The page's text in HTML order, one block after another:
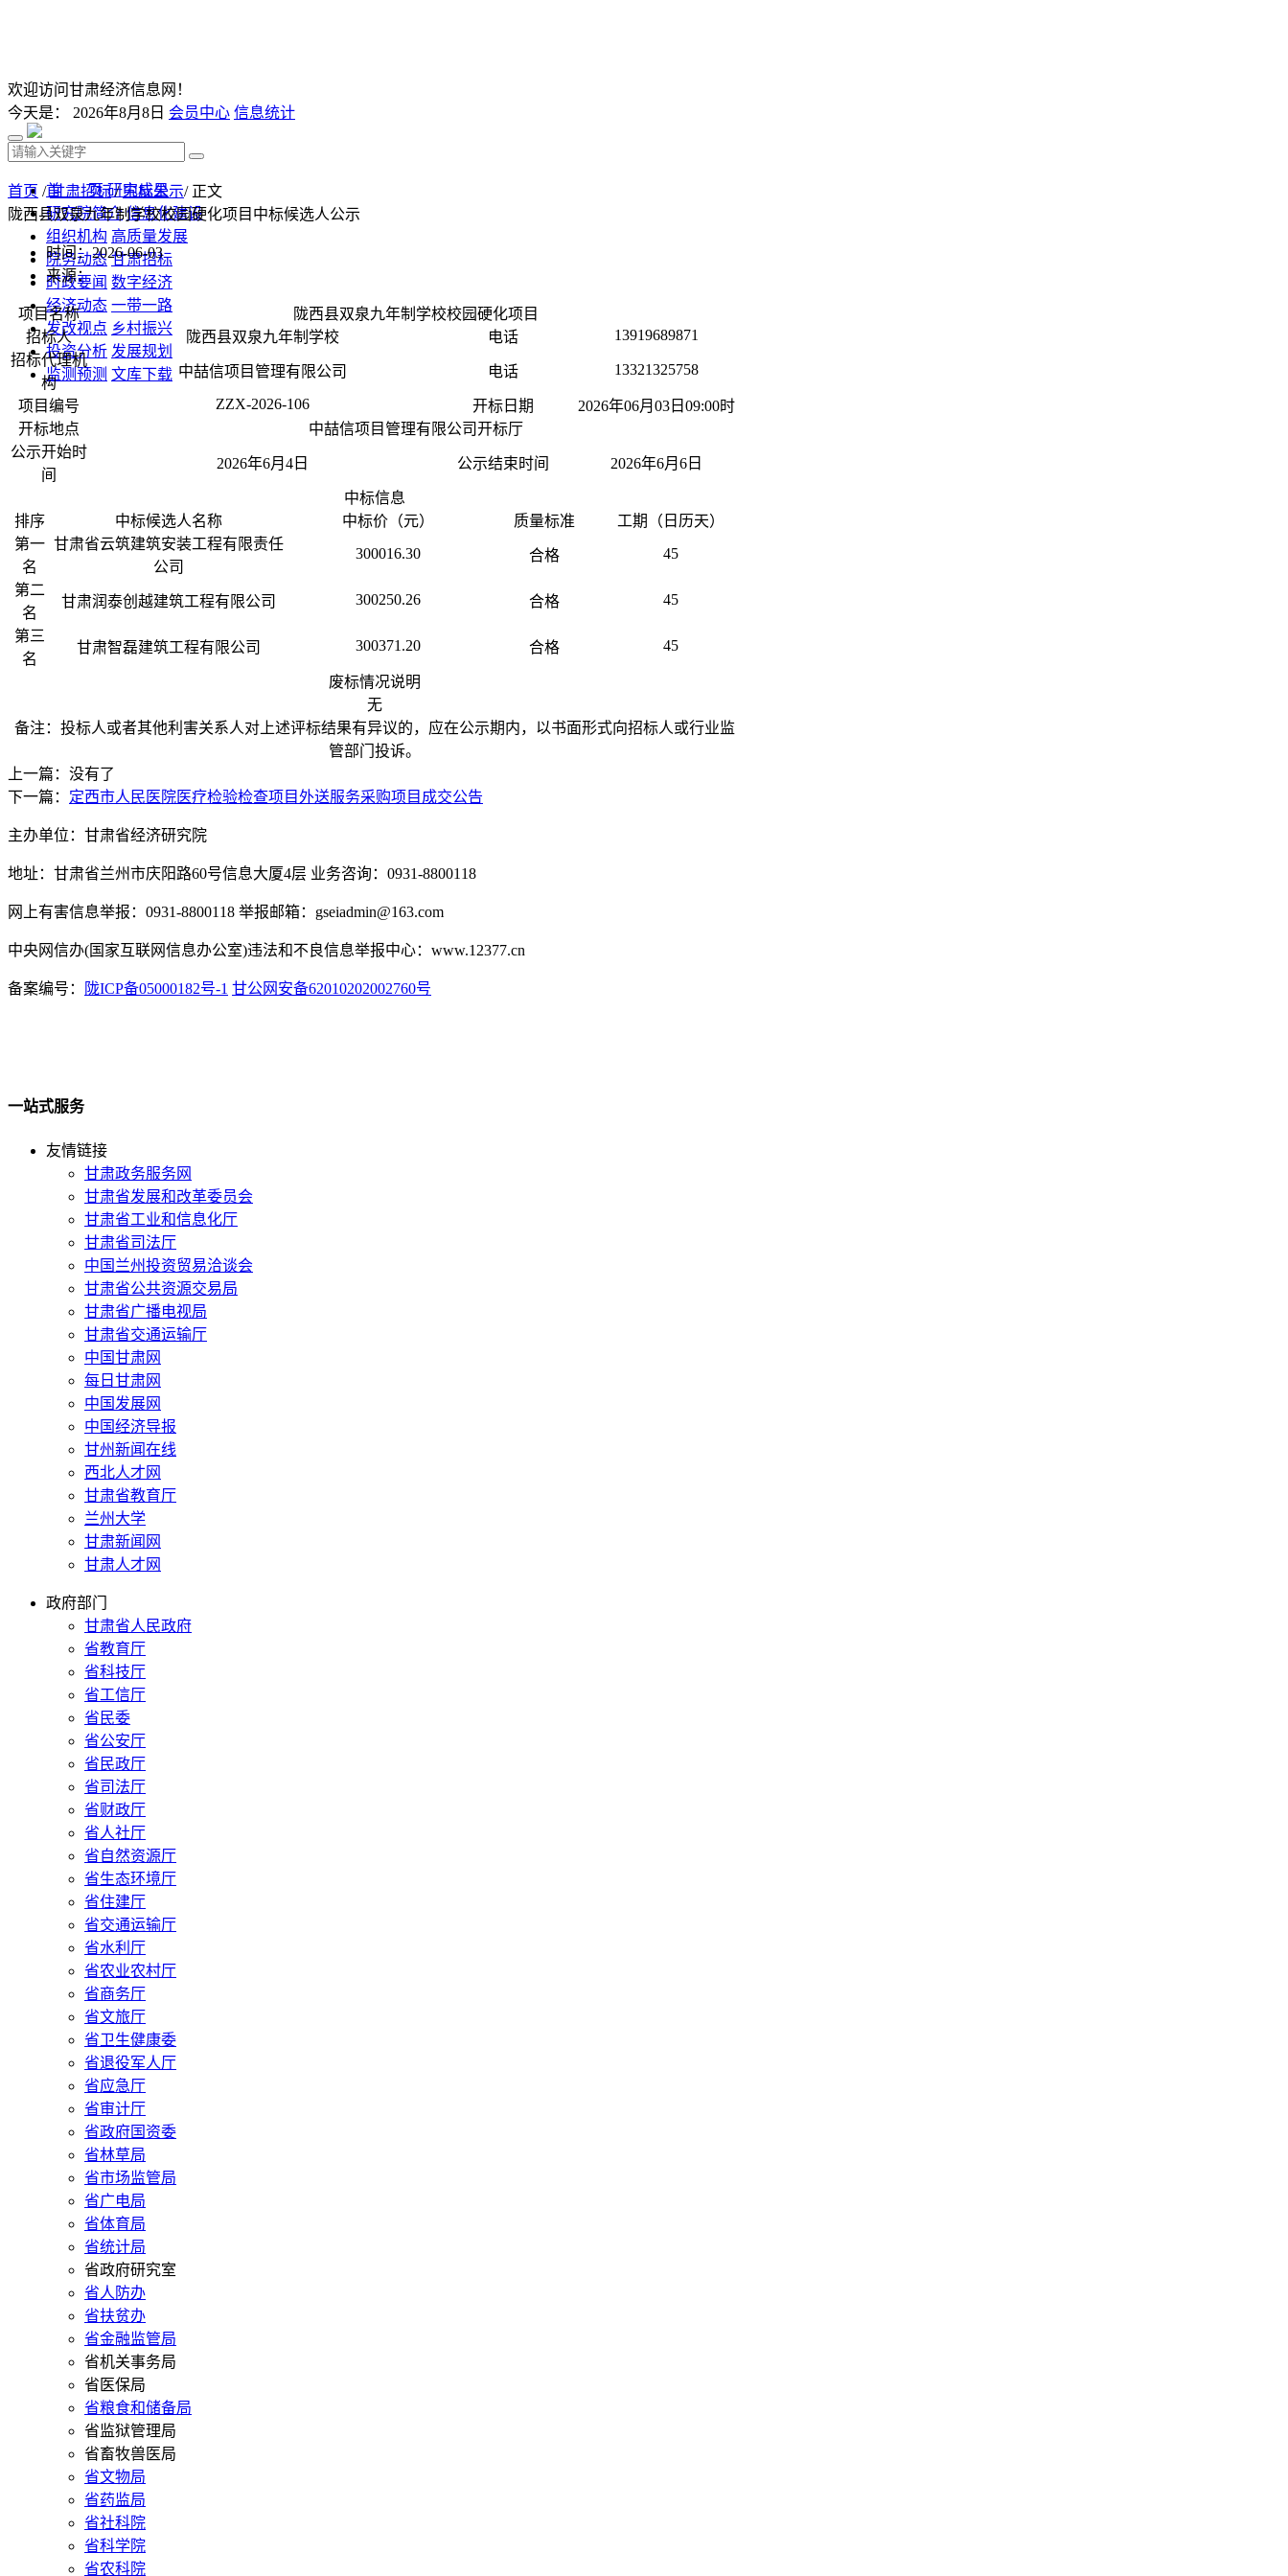
欢迎访问甘肃经济信息网！
今天是： 2026年8月8日 会员中心 信息统计
首 页 研究成果
研究院简介 信息化建设
组织机构 高质量发展
院务动态 甘肃招标
时政要闻 数字经济
经济动态 一带一路
发改视点 乡村振兴
投资分析 发展规划
监测预测 文库下载
首页 /甘肃招标/中标公示/ 正文
陇西县双泉九年制学校校园硬化项目中标候选人公示
时间：2026-06-03
来源：
项目名称
陇西县双泉九年制学校校园硬化项目
招标人
陇西县双泉九年制学校 电话
13919689871
招标代理机
构
中喆信项目管理有限公司 电话 13321325758
项目编号 ZZX-2026-106 开标日期
2026年06月03日09:00时
开标地点
中喆信项目管理有限公司开标厅
公示开始时
间
2026年6月4日 公示结束时间 2026年6月6日
中标信息
排序
中标候选人名称 中标价（元） 质量标准
工期（日历天）
第一
名
甘肃省云筑建筑安装工程有限责任
公司
300016.30 合格 45
第二
名
甘肃润泰创越建筑工程有限公司 300250.26 合格 45
第三
名
甘肃智磊建筑工程有限公司 300371.20 合格 45
废标情况说明
无
备注：投标人或者其他利害关系人对上述评标结果有异议的，应在公示期内，以书面形式向招标人或行业监
管部门投诉。
上一篇：没有了
下一篇： 定西市人民医院医疗检验检查项目外送服务采购项目成交公告
主办单位：甘肃省经济研究院
地址：甘肃省兰州市庆阳路60号信息大厦4层 业务咨询：0931-8800118
网上有害信息举报：0931-8800118 举报邮箱：gseiadmin@163.com
中央网信办(国家互联网信息办公室)违法和不良信息举报中心：www.12377.cn
备案编号： 陇ICP备05000182号-1 甘公网安备62010202002760号
一站式服务
友情链接
甘肃政务服务网
甘肃省发展和改革委员会
甘肃省工业和信息化厅
甘肃省司法厅
中国兰州投资贸易洽谈会
甘肃省公共资源交易局
甘肃省广播电视局
甘肃省交通运输厅
中国甘肃网
每日甘肃网
中国发展网
中国经济导报
甘州新闻在线
西北人才网
甘肃省教育厅
兰州大学
甘肃新闻网
甘肃人才网
政府部门
甘肃省人民政府
省教育厅
省科技厅
省工信厅
省民委
省公安厅
省民政厅
省司法厅
省财政厅
省人社厅
省自然资源厅
省生态环境厅
省住建厅
省交通运输厅
省水利厅
省农业农村厅
省商务厅
省文旅厅
省卫生健康委
省退役军人厅
省应急厅
省审计厅
省政府国资委
省林草局
省市场监管局
省广电局
省体育局
省统计局
省政府研究室
省人防办
省扶贫办
省金融监管局
省机关事务局
省医保局
省粮食和储备局
省监狱管理局
省畜牧兽医局
省文物局
省药监局
省社科院
省科学院
省农科院